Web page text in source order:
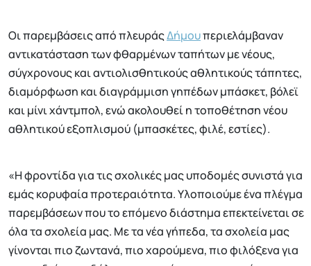
Οι παρεμβάσεις από πλευράςΔήμουπεριελάμβαναν
αντικατάσταση των φθαρμένων ταπήτων με νέους,
σύγχρονους και αντιολισθητικούς αθλητικούς τάπητες,
διαμόρφωση και διαγράμμιση γηπέδων μπάσκετ, βόλεϊ
και μίνι χάντμπολ, ενώ ακολουθεί η τοποθέτηση νέου
αθλητικού εξοπλισμού (μπασκέτες, φιλέ, εστίες).
«Η φροντίδα για τις σχολικές μας υποδομές συνιστά για
εμάς κορυφαία προτεραιότητα. Υλοποιούμε ένα πλέγμα
παρεμβάσεων που το επόμενο διάστημα επεκτείνεται σε
όλα τα σχολεία μας. Με τα νέα γήπεδα, τα σχολεία μας
γίνονται πιο ζωντανά, πιο χαρούμενα, πιο φιλόξενα για